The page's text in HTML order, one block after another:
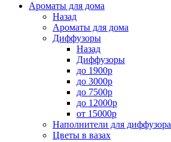
Ароматы для дома
Назад
Ароматы для дома
Диффузоры
Назад
Диффузоры
до 1900р
до 3000р
до 7500р
до 12000р
от 15000р
Наполнители для диффузора
Цветы в вазах